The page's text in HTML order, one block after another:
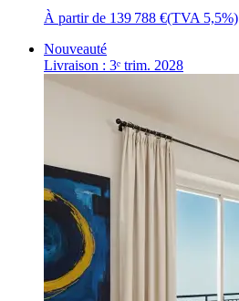
À partir de 139 788 €(TVA 5,5%)
Nouveauté
Livraison : 3ᵉ trim. 2028